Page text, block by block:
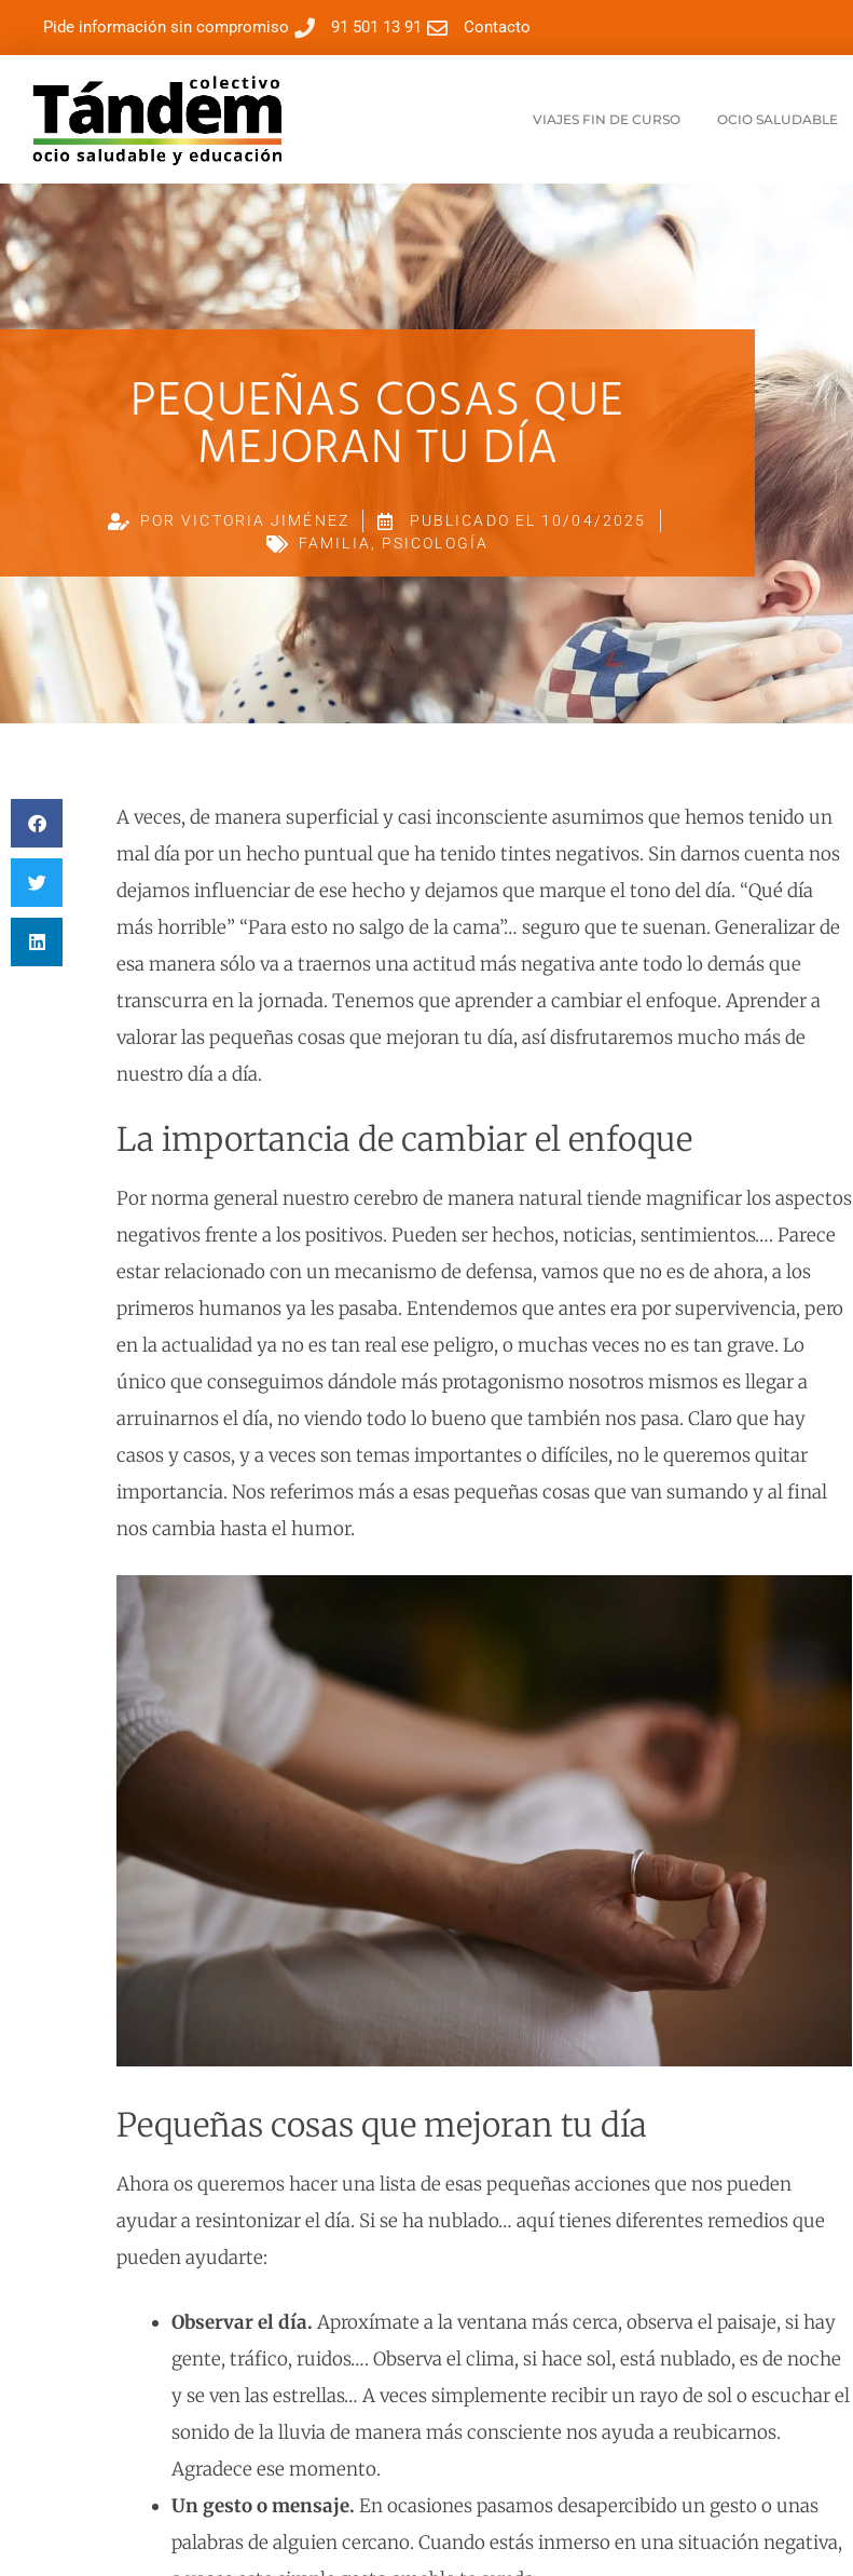
Pide información sin compromiso 91 501 13 91 Contacto
VIAJES FIN DE CURSO OCIO SALUDABLE
PEQUEÑAS COSAS QUE
MEJORAN TU DÍA
POR VICTORIA JIMÉNEZ PUBLICADO EL 10/04/2025
FAMILIA, PSICOLOGÍA
A veces, de manera superficial y casi inconsciente asumimos que hemos tenido un
mal día por un hecho puntual que ha tenido tintes negativos. Sin darnos cuenta nos
dejamos influenciar de ese hecho y dejamos que marque el tono del día. “Qué día
más horrible” “Para esto no salgo de la cama”… seguro que te suenan. Generalizar de
esa manera sólo va a traernos una actitud más negativa ante todo lo demás que
transcurra en la jornada. Tenemos que aprender a cambiar el enfoque. Aprender a
valorar las pequeñas cosas que mejoran tu día, así disfrutaremos mucho más de
nuestro día a día.
La importancia de cambiar el enfoque
Por norma general nuestro cerebro de manera natural tiende magnificar los aspectos
negativos frente a los positivos. Pueden ser hechos, noticias, sentimientos…. Parece
estar relacionado con un mecanismo de defensa, vamos que no es de ahora, a los
primeros humanos ya les pasaba. Entendemos que antes era por supervivencia, pero
en la actualidad ya no es tan real ese peligro, o muchas veces no es tan grave. Lo
único que conseguimos dándole más protagonismo nosotros mismos es llegar a
arruinarnos el día, no viendo todo lo bueno que también nos pasa. Claro que hay
casos y casos, y a veces son temas importantes o difíciles, no le queremos quitar
importancia. Nos referimos más a esas pequeñas cosas que van sumando y al final
nos cambia hasta el humor.
Pequeñas cosas que mejoran tu día
Ahora os queremos hacer una lista de esas pequeñas acciones que nos pueden
ayudar a resintonizar el día. Si se ha nublado… aquí tienes diferentes remedios que
pueden ayudarte:
Observar el día. Aproxímate a la ventana más cerca, observa el paisaje, si hay
gente, tráfico, ruidos…. Observa el clima, si hace sol, está nublado, es de noche
y se ven las estrellas… A veces simplemente recibir un rayo de sol o escuchar el
sonido de la lluvia de manera más consciente nos ayuda a reubicarnos.
Agradece ese momento.
Un gesto o mensaje. En ocasiones pasamos desapercibido un gesto o unas
palabras de alguien cercano. Cuando estás inmerso en una situación negativa,